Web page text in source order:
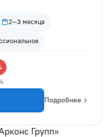
2–3 месяца
Подробнее
Групп»